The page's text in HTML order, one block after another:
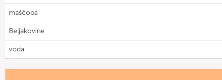
maščoba
Beljakovine
voda